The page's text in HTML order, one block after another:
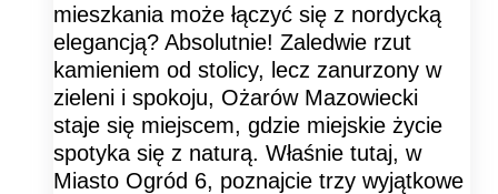
mieszkania może łączyć się z nordycką
elegancją? Absolutnie! Zaledwie rzut
kamieniem od stolicy, lecz zanurzony w
zieleni i spokoju, Ożarów Mazowiecki
staje się miejscem, gdzie miejskie życie
spotyka się z naturą. Właśnie tutaj, w
Miasto Ogród 6, poznajcie trzy wyjątkowe